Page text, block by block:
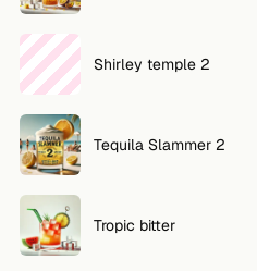
Shirley temple 2
Tequila Slammer 2
Tropic bitter